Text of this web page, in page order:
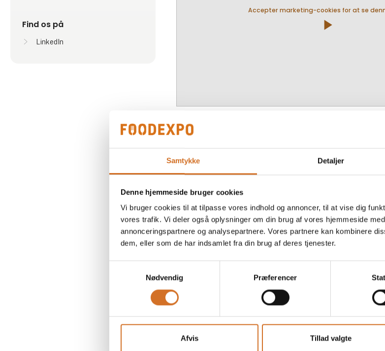
Samtykke Detaljer
Denne hjemmeside bruger cookies
Vi bruger cookies til at tilpasse vores indhold og annoncer, til at vise dig
vores trafik. Vi deler også oplysninger om din brug af vores hjemmeside
annonceringspartnere og analysepartnere. Vores partnere kan kombinere
dem, eller som de har indsamlet fra din brug af deres tjenester.
Nødvendig
Præferencer
Afvis Tillad valgte
Find os på
LinkedIn
Accepter marketing-cookies for at se
play_arrow
Produkter fra Danpo A/S
Dansk tempura spicy
kyllingeburger
Danske
Danske tempura
kyllingenuggets
Danske